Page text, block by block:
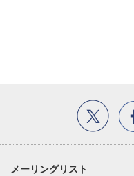
メーリングリスト